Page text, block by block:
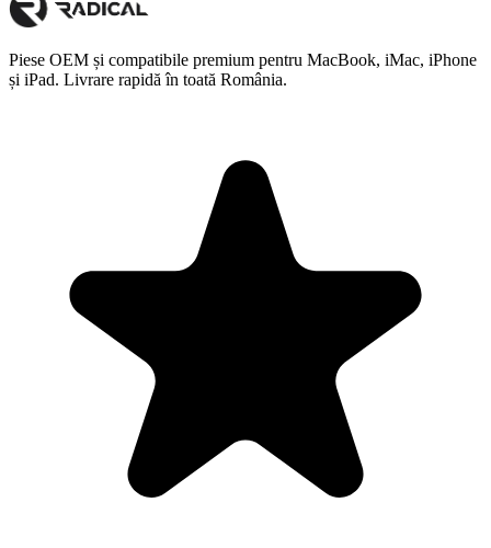
Piese OEM și compatibile premium pentru MacBook, iMac, iPhone
și iPad. Livrare rapidă în toată România.